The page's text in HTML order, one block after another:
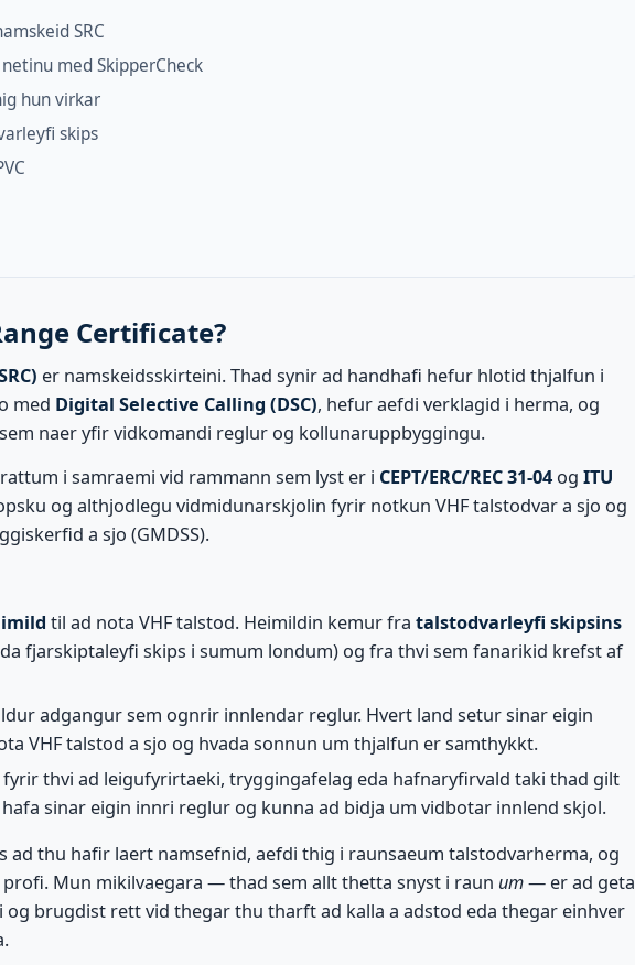
SRC
med SkipperCheck
hun virkar
skips
Certificate?
er namskeidsskirteini. Thad synir ad handhafi hefur hlotid thjalfun i
med Digital Selective Calling (DSC), hefur aefdi verklagid i herma, og
naer yfir vidkomandi reglur og kollunaruppbyggingu.
i samraemi vid rammann sem lyst er i CEPT/ERC/REC 31-04 og ITU
og althjodlegu vidmidunarskjolin fyrir notkun VHF talstodvar a sjo og
a sjo (GMDSS).
til ad nota VHF talstod. Heimildin kemur fra talstodvarleyfi skipsins
fjarskiptaleyfi skips i sumum londum) og fra thvi sem fanarikid krefst af
adgangur sem ognrir innlendar reglur. Hvert land setur sinar eigin
VHF talstod a sjo og hvada sonnun um thjalfun er samthykkt.
thvi ad leigufyrirtaeki, tryggingafelag eda hafnaryfirvald taki thad gilt
sinar eigin innri reglur og kunna ad bidja um vidbotar innlend skjol.
ad thu hafir laert namsefnid, aefdi thig i raunsaeum talstodvarherma, og
Mun mikilvaegara — thad sem allt thetta snyst i raun um— er ad geta
og brugdist rett vid thegar thu tharft ad kalla a adstod eda thegar einhver